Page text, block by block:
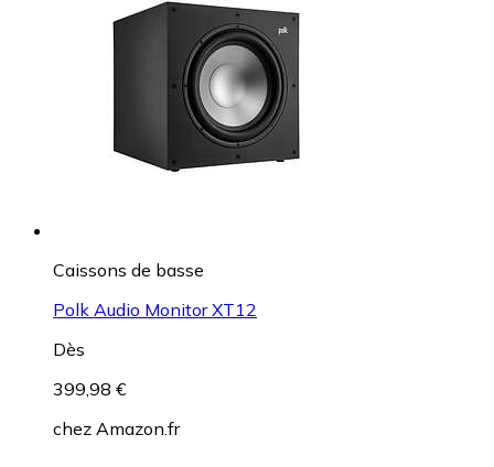
Caissons de basse
Polk Audio Monitor XT12
Dès
399,98 €
chez Amazon.fr